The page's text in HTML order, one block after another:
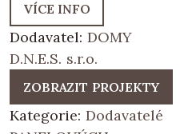
VÍCE INFO
Dodavatel: DOMY
D.N.E.S. s.r.o.
ZOBRAZIT PROJEKTY
Kategorie: Dodavatelé